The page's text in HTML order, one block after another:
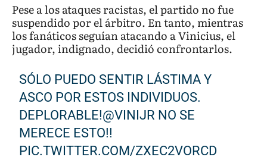
Pese a los ataques racistas, el partido no fue
suspendido por el árbitro. En tanto, mientras
los fanáticos seguían atacando a Vinicius, el
jugador, indignado, decidió confrontarlos.
SÓLO PUEDO SENTIR LÁSTIMA Y
ASCO POR ESTOS INDIVIDUOS.
DEPLORABLE!@VINIJR NO SE
MERECE ESTO!!
PIC.TWITTER.COM/ZXEC2VORCD